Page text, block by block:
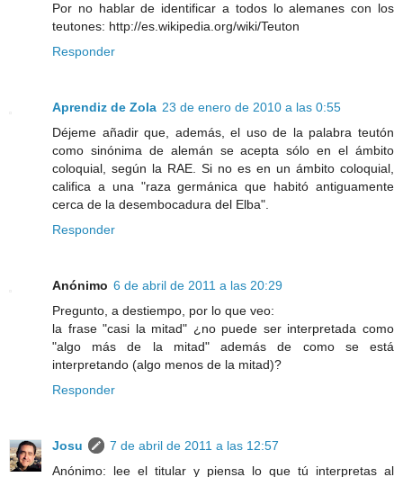
Por no hablar de identificar a todos lo alemanes con los
teutones: http://es.wikipedia.org/wiki/Teuton
Responder
Aprendiz de Zola 23 de enero de 2010 a las 0:55
Déjeme añadir que, además, el uso de la palabra teutón
como sinónima de alemán se acepta sólo en el ámbito
coloquial, según la RAE. Si no es en un ámbito coloquial,
califica a una "raza germánica que habitó antiguamente
cerca de la desembocadura del Elba".
Responder
Anónimo 6 de abril de 2011 a las 20:29
Pregunto, a destiempo, por lo que veo:
la frase "casi la mitad" ¿no puede ser interpretada como
"algo más de la mitad" además de como se está
interpretando (algo menos de la mitad)?
Responder
Josu
7 de abril de 2011 a las 12:57
Anónimo: lee el titular y piensa lo que tú interpretas al